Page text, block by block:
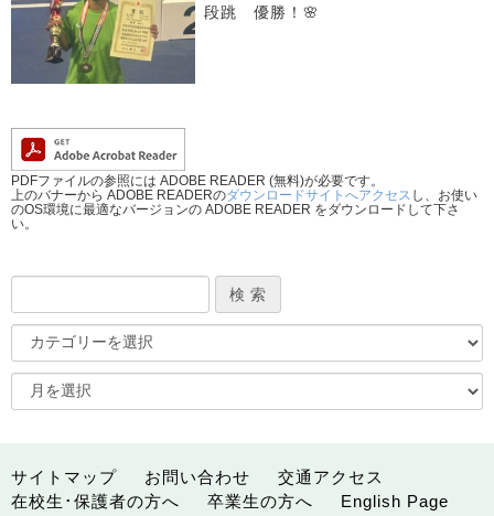
段跳 優勝！🌸
PDFファイルの参照には ADOBE READER (無料)が必要です。
上のバナーから ADOBE READERのダウンロードサイトへアクセス し、お使い
のOS環境に最適なバージョンの ADOBE READER をダウンロードして下さ
い。
サイトマップ お問い合わせ
交通アクセス
在校生･保護者の方へ
卒業生の方へ English Page